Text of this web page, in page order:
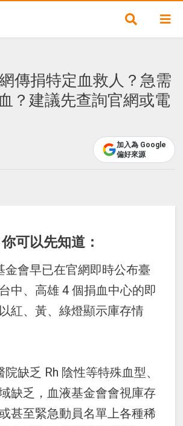
網傳捐特定血救人？急需
？建議先查詢官網或電
加入為 Google
偏好來源
你可以先知道：
金會早已在官網即時公布臺
中、高雄 4 個捐血中心的即
紅、黃、綠燈顯示庫存情
院缺乏 Rh 陰性等特殊血型、
缺乏，血液基金會會視庫存
甚至緊急動員名單上各種稀